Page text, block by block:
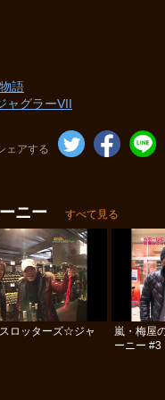
語
ャグラーVII
ェアする
ニー
すべて見る
ロッターズ☆ジャ
嵐・梅屋
ーニー #3